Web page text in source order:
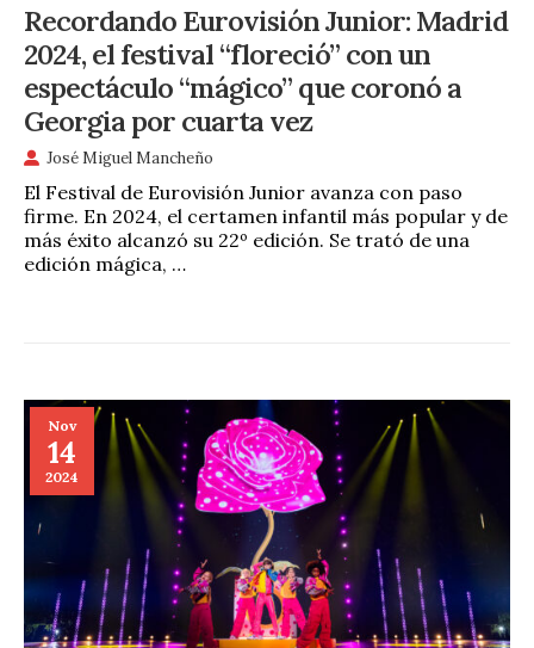
Recordando Eurovisión Junior: Madrid
2024, el festival “floreció” con un
espectáculo “mágico” que coronó a
Georgia por cuarta vez
José Miguel Mancheño
El Festival de Eurovisión Junior avanza con paso
firme. En 2024, el certamen infantil más popular y de
más éxito alcanzó su 22º edición. Se trató de una
edición mágica, …
Nov
14
2024